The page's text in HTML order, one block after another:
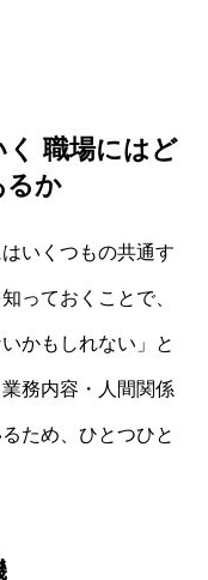
職場にはど
るか
いくつもの共通す
っておくことで、
かもしれない」と
務内容・人間関係
ため、ひとつひと